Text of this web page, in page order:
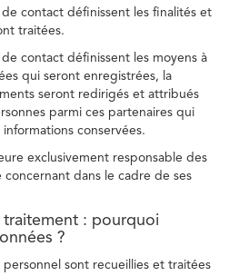
contact définissent les finalités et
traitées.
contact définissent les moyens à
qui seront enregistrées, la
seront redirigés et attribués
parmi ces partenaires qui
conservées.
exclusivement responsable des
dans le cadre de ses
traitement : pourquoi
?
personnel sont recueillies et traitées